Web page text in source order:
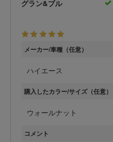
グラン&ブル
メーカー/車種（任意）
ハイエース
購入したカラー/サイズ（任意）
ウォールナット
コメント